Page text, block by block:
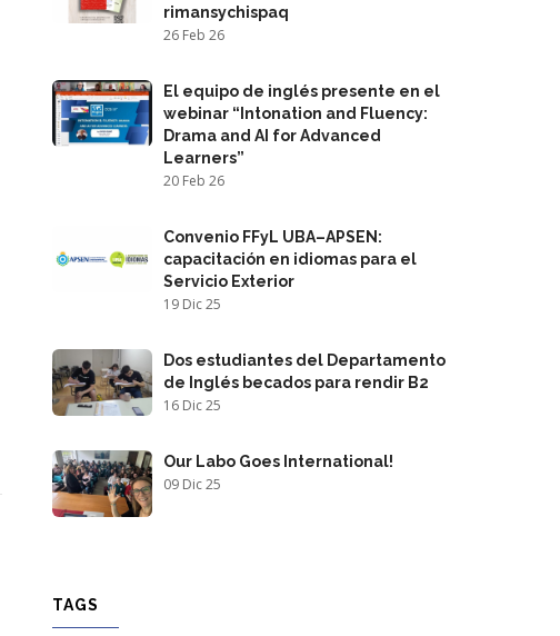
rimansychispaq
26 Feb 26
El equipo de inglés presente en el
webinar “Intonation and Fluency:
Drama and AI for Advanced
Learners”
20 Feb 26
Convenio FFyL UBA–APSEN:
capacitación en idiomas para el
Servicio Exterior
19 Dic 25
Dos estudiantes del Departamento
de Inglés becados para rendir B2
16 Dic 25
Our Labo Goes International!
09 Dic 25
TAGS